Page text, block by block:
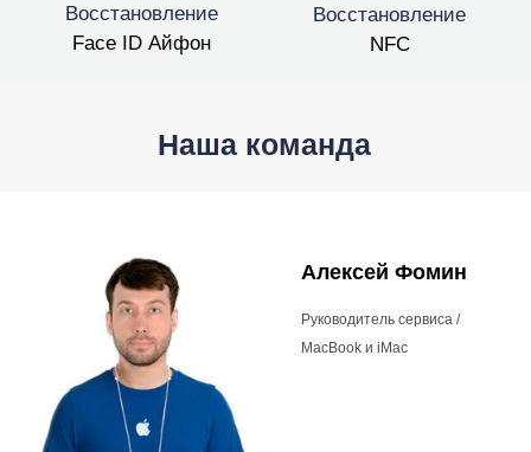
Восстановление
Face ID Айфон
Восстановление
NFC
Наша команда
Алексей Фомин
Руководитель сервиса /
MacBook и iMac